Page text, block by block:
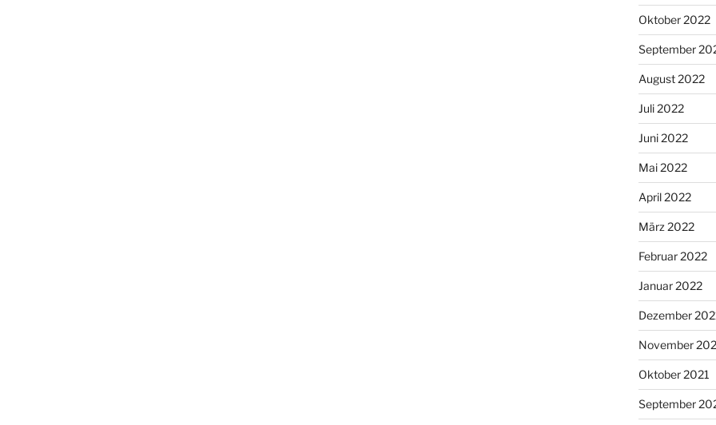
Oktober 2022
September
August 2022
Juli 2022
Juni 2022
Mai 2022
April 2022
März 2022
Februar 2022
Januar 2022
Dezember
November
Oktober 2021
September